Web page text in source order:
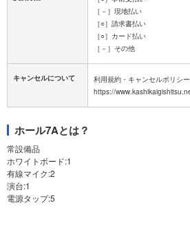
［－］現地払い
［○］請求書払い
［○］カード払い
［－］その他
キャンセルについて
利用規約・キャンセルポリシー
ホール7Aとは？
常設備品
ホワイトボード:1
有線マイク:2
演台:1
電源タップ:5